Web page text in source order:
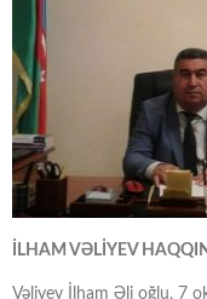
İLHAM VƏLİYEV
Vəliyev İlham Əli oğlu, 7